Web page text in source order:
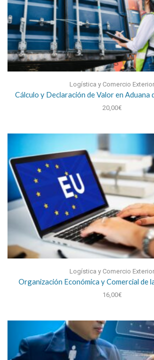
Logística y Comercio Exterior
Cálculo y Declaración de Valor en Aduana
20,00€
Logística y Comercio Exterior
Organización Económica y Comercial de
16,00€